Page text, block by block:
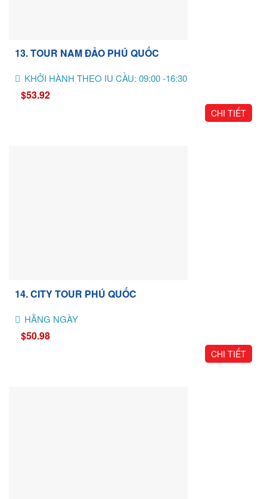
13. TOUR NAM ĐẢO PHÚ QUỐC
KHỞI HÀNH THEO IU CẦU: 09:00 -16:30
$53.92
CHI TIẾT
14. CITY TOUR PHÚ QUỐC
HẰNG NGÀY
$50.98
CHI TIẾT